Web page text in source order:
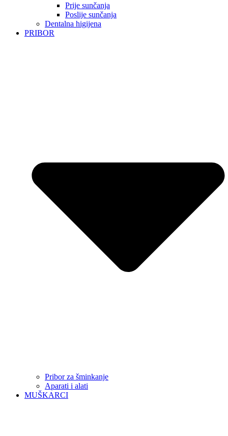
Prije sunčanja
Poslije sunčanja
Dentalna higijena
PRIBOR
Pribor za šminkanje
Aparati i alati
MUŠKARCI